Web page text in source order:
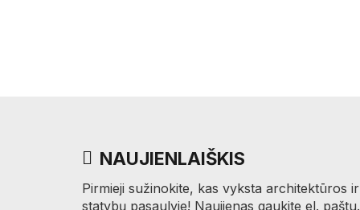
NAUJIENLAIŠKIS
Pirmieji sužinokite, kas vyksta architektūros ir
statybų pasaulyje! Naujienas gaukite el. paštu.